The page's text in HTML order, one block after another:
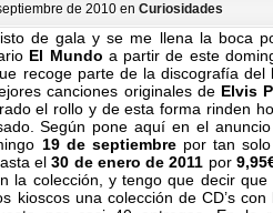
de 2010 en Curiosidades
de gala y se me llena la boca
El Mundo a partir de este
recoge parte de la discografía del
canciones originales de Elvis
el rollo y de esta forma rinden
Según pone aquí en el
19 de septiembre por tan solo
el30 de enero de 2011 por
la colección, y tengo que decir
kioscos una colección de CD’s